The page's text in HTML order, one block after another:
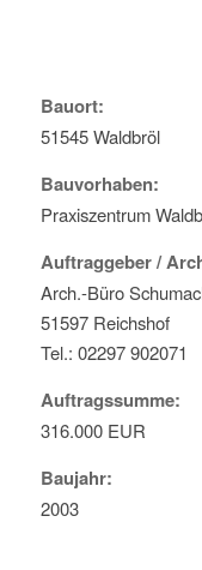
Bauort:
51545 Waldbröl
Bauvorhaben:
Praxiszentrum
Auftraggeber /
Arch.-Büro
51597 Reichshof
Tel.: 02297 902071
Auftragssumme:
316.000 EUR
Baujahr:
2003